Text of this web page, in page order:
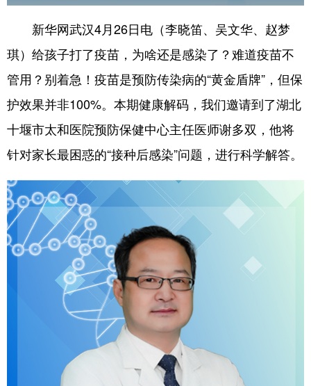
彩票 娱乐 时尚 悦读
公益 一带一路 亚太网 上市公司
文化产业
地方频道
北京 天津 河北 山西
辽宁 上海
浙江 安徽 福建
山东 河南 湖北
广西
贵州
青海
新华网武汉4月26日电（李晓笛、吴文华、赵梦
琪）给孩子打了疫苗，为啥还是感染了？难道疫苗不
管用？别着急！疫苗是预防传染病的“黄金盾牌”，但保
护效果并非100%。本期健康解码，我们邀请到了湖北
十堰市太和医院预防保健中心主任医师谢多双，他将
针对家长最困惑的“接种后感染”问题，进行科学解答。